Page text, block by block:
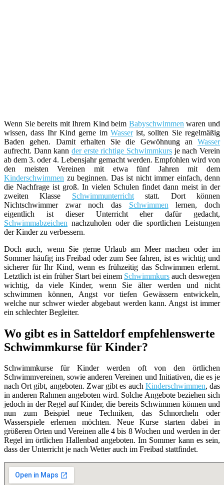
Wenn Sie bereits mit Ihrem Kind beim Babyschwimmen waren und
wissen, dass Ihr Kind gerne im Wasserist, sollten Sie regelmäßig
Baden gehen. Damit erhalten Sie die Gewöhnung an Wasser
aufrecht. Dann kann der erste richtige Schwimmkurs je nach Verein
ab dem 3. oder 4. Lebensjahr gemacht werden. Empfohlen wird von
den meisten Vereinen mit etwa fünf Jahren mit dem
Kinderschwimmen zu beginnen. Das ist nicht immer einfach, denn
die Nachfrage ist groß. In vielen Schulen findet dann meist in der
zweiten Klasse Schwimmunterrichtstatt. Dort können
Nichtschwimmer zwar noch das Schwimmen lernen, doch
eigentlich ist dieser Unterricht eher dafür gedacht,
Schwimmabzeichen nachzuholen oder die sportlichen Leistungen
der Kinder zu verbessern.
Doch auch, wenn Sie gerne Urlaub am Meer machen oder im
Sommer häufig ins Freibad oder zum See fahren, ist es wichtig und
sicherer für Ihr Kind, wenn es frühzeitig das Schwimmen erlernt.
Letztlich ist ein früher Start bei einem Schwimmkurs auch deswegen
wichtig, da viele Kinder, wenn Sie älter werden und nicht
schwimmen können, Angst vor tiefen Gewässern entwickeln,
welche nur schwer wieder abgebaut werden kann. Angst ist immer
ein schlechter Begleiter.
Wo gibt es in Satteldorf empfehlenswerte
Schwimmkurse für Kinder?
Schwimmkurse für Kinder werden oft von den örtlichen
Schwimmvereinen, sowie anderen Vereinen und Initiativen, die es je
nach Ort gibt, angeboten. Zwar gibt es auch Kinderschwimmen, das
in anderen Rahmen angeboten wird. Solche Angebote beziehen sich
jedoch in der Regel auf Kinder, die bereits Schwimmen können und
nun zum Beispiel neue Techniken, das Schnorcheln oder
Wasserspiele erlernen möchten. Neue Kurse starten dabei in
größeren Orten und Vereinen alle 4 bis 8 Wochen und werden in der
Regel im örtlichen Hallenbad angeboten. Im Sommer kann es sein,
dass der Unterricht je nach Wetter auch im Freibad stattfindet.